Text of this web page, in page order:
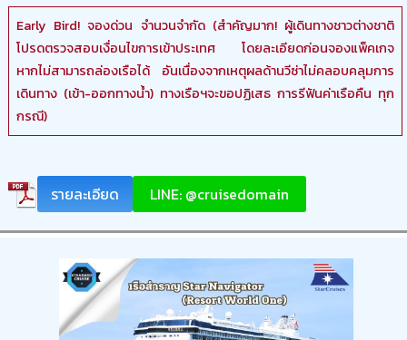
Early Bird! จองด่วน จำนวนจำกัด (สำคัญมาก! ผู้เดินทางชาวต่างชาติ
โปรดตรวจสอบเงื่อนไขการเข้าประเทศ โดยละเอียดก่อนจองแพ็คเกจ
หากไม่สามารถล่องเรือได้ อันเนื่องจากเหตุผลด้านวีซ่าไม่คลอบคลุมการ
เดินทาง (เข้า-ออกทางน้ำ) ทางเรือฯจะขอปฏิเสธ การรีฟันค่าเรือคืน ทุก
กรณี)
รายละเอียด LINE: @cruisedomain